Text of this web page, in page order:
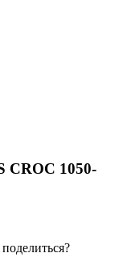
CROC 1050-